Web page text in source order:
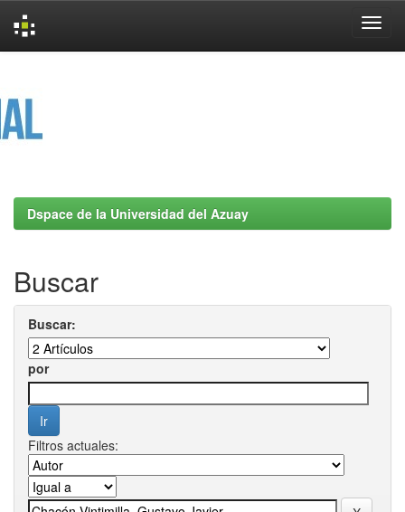
Dspace de la Universidad del Azuay
Buscar
Buscar:
por
Filtros actuales: